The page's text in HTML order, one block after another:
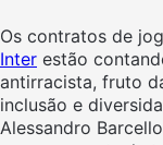
Os contratos de
Inter estão
antirracista, fruto
inclusão e
Alessandro